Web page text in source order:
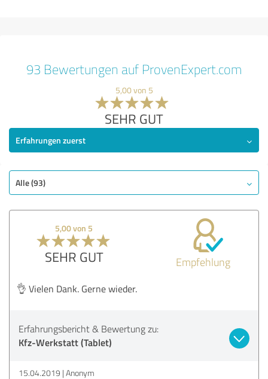
93 Bewertungen auf ProvenExpert.com
5,00 von 5
SEHR GUT
Erfahrungen zuerst
Alle (93)
5,00 von 5
SEHR GUT Empfehlung
👌 Vielen Dank. Gerne wieder.
Erfahrungsbericht & Bewertung zu:
Kfz-Werkstatt (Tablet)
15.04.2019 Anonym